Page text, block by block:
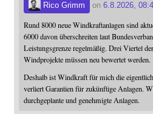
Rico Grimm on 6.8.2026,
Rund 8000 neue Windkraftanlagen sind
6000 davon überschreiten laut
Leistungsgrenze regelmäßig. Drei Viertel
Windprojekte müssen neu bewertet werden.
Deshalb ist Windkraft für mich die
verliert Garantien für zukünftige Anlagen.
durchgeplante und genehmigte Anlagen.